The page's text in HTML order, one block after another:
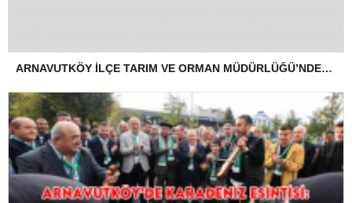
ARNAVUTKÖY İLÇE TARIM VE ORMAN MÜDÜRLÜĞÜ’NDEN İLANEN TEBLİGAT